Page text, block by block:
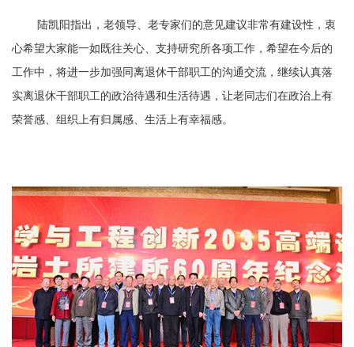
陆凯阳指出，老领导、老专家们的意见建议非常有建设性，衷
心希望大家能一如既往关心、支持研究所各项工作，希望在今后的
工作中，将进一步加强同离退休干部职工的沟通交流，继续认真落
实离退休干部职工的政治待遇和生活待遇，让老同志们在政治上有
荣誉感、组织上有归属感、生活上有幸福感。